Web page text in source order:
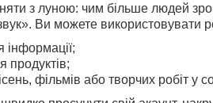
з луною: чим більше людей
Ви можете використовувати
продуктів;
фільмів або творчих робіт у